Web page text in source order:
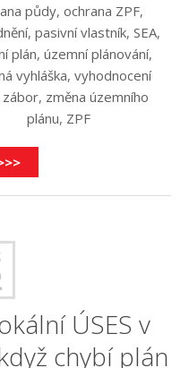
půdy, ochrana ZPF,
, pasivní vlastník, SEA,
plán, územní plánování,
vyhláška, vyhodnocení
zábor, změna územního
plánu, ZPF
ÚSES v
chybí plán